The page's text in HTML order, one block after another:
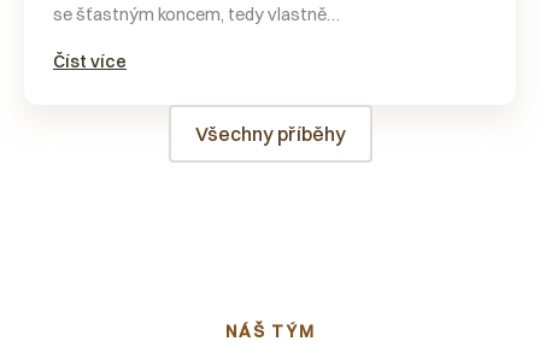
se šťastným koncem, tedy vlastně…
Číst více
Všechny příběhy
NÁŠ TÝM